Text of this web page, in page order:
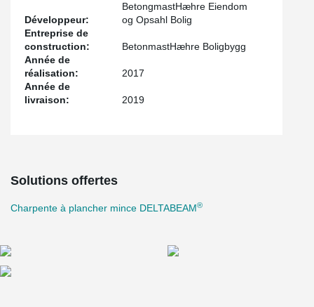
Développeur:
BetongmastHæhre Eiendom
og Opsahl Bolig
Entreprise de
construction:
BetonmastHæhre Boligbygg
Année de
réalisation:
2017
Année de
livraison:
2019
Solutions offertes
Charpente à plancher mince DELTABEAM®